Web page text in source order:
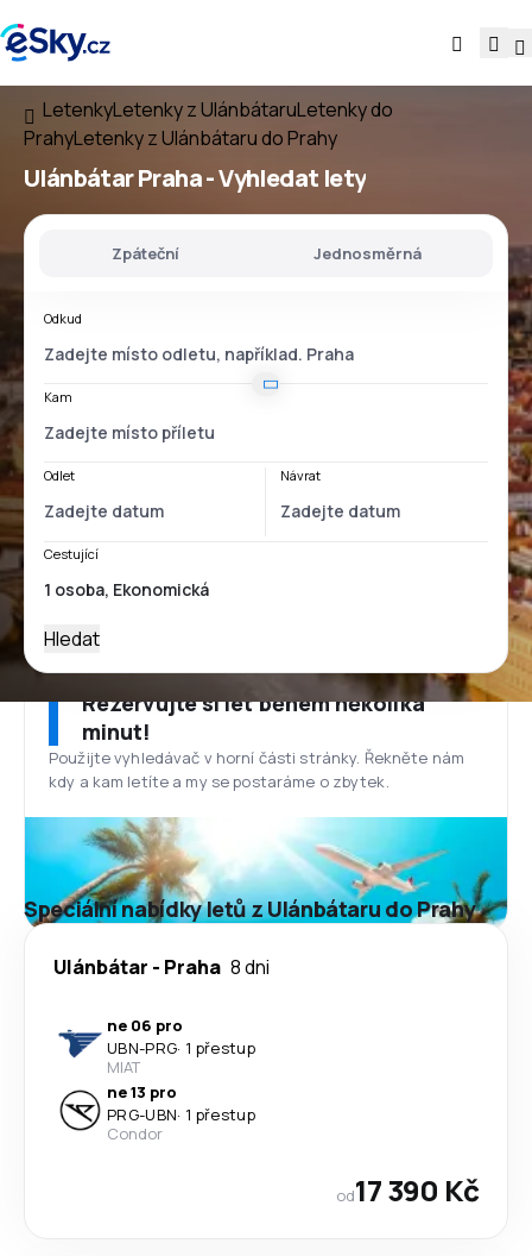
LetenkyLetenky z UlánbátaruLetenky do
PrahyLetenky z Ulánbátaru do Prahy
Ulánbátar Praha- Vyhledat lety
Zpáteční Jednosměrná
Odkud
Kam
Odlet Návrat
Cestující
Hledat
Rezervujte si let během několika
minut!
Použijte vyhledávač v horní části stránky. Řekněte nám
kdy a kam letíte a my se postaráme o zbytek.
Speciální nabídky letů z Ulánbátaru do Prahy
Ulánbátar - Praha 8 dni
ne 06 pro
UBN-PRG· 1 přestup
MIAT
ne 13 pro
PRG-UBN· 1 přestup
Condor
od17 390 Kč